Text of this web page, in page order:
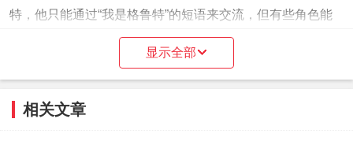
特，他只能通过“我是格鲁特”的短语来交流，但有些角色能
很顺利的弄明白格鲁特的意思，比如火箭和雷神，但大多数
守护者还是不懂的。所以，在这里格鲁特用英语说“我爱你
们”应该理解为是詹姆斯·冈恩的一种风格表达。这就好比一
个角色本应该在说外星语言，但电影却用英语进行了表达。
显示全部
相关文章